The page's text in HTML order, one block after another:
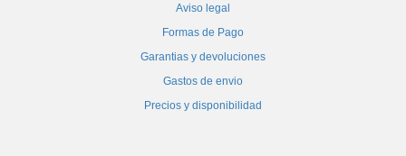
Aviso legal
Formas de Pago
Garantias y devoluciones
Gastos de envio
Precios y disponibilidad